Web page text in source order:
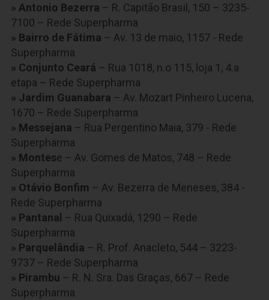
» Antonio Bezerra – R. Capitão Brasil, 150 – 3235-
7100 – Rede Superpharma
» Bairro de Fátima – Av. 13 de maio, 1157 - Rede
Superpharma
» Conjunto Ceará – Rua 1018, n.o 115, loja 1, 4.a
etapa – Rede Superpharma
» Jardim Guanabara – Av. Mozart Pinheiro Lucena,
1670 – Rede Superpharma
» Messejana – Rua Pergentino Maia, 379 - Rede
Superpharma
» Montese – Av. Gomes de Matos, 748 – Rede
Superpharma
» Otávio Bonfim – Av. Bezerra de Meneses, 384 -
Rede Superpharma
» Pantanal – Rua Quixadá, 1290 – Rede
Superpharma
» Parquelândia – R. Prof. Anacleto, 544 – 3223-
9737 – Rede Superpharma
» Pirambu – R. N. Sra. Das Graças, 667 – Rede
Superpharma